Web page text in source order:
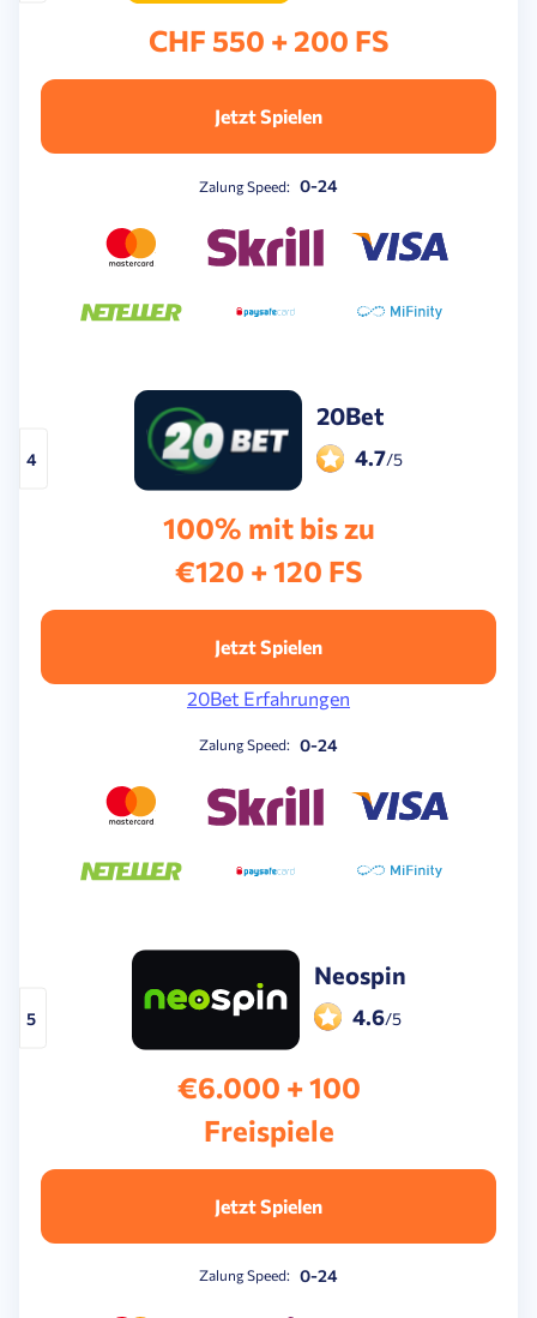
CHF 550 + 200 FS
Zalung Speed: 0-24
Jetzt Spielen
4
20Bet
4.7/5
100% mit bis zu
€120 + 120 FS
Zalung Speed: 0-24
Jetzt Spielen
20Bet Erfahrungen
5
Neospin
4.6/5
€6.000 + 100
Freispiele
Zalung Speed: 0-24
Jetzt Spielen